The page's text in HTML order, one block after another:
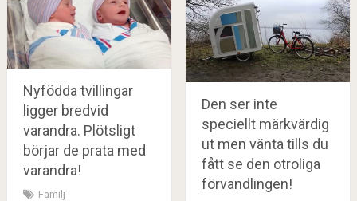
Nyfödda tvillingar
ligger bredvid
varandra. Plötsligt
börjar de prata med
varandra!
Familj
Den ser inte
speciellt märkvärdig
ut men vänta tills du
fått se den otroliga
förvandlingen!